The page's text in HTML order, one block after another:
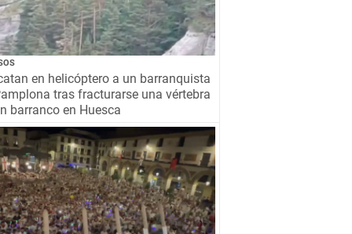
en helicóptero a un barranquista
tras fracturarse una vértebra
barranco en Huesca